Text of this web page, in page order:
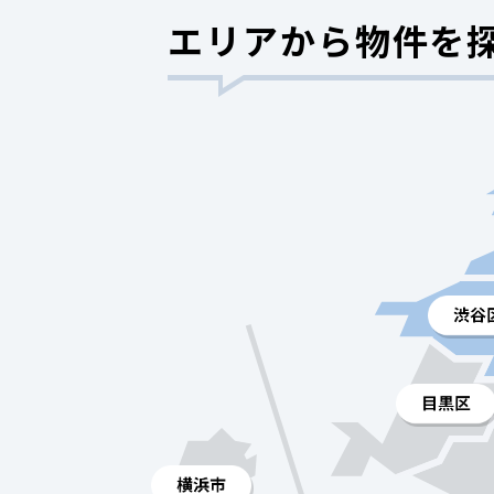
エリアから物件を